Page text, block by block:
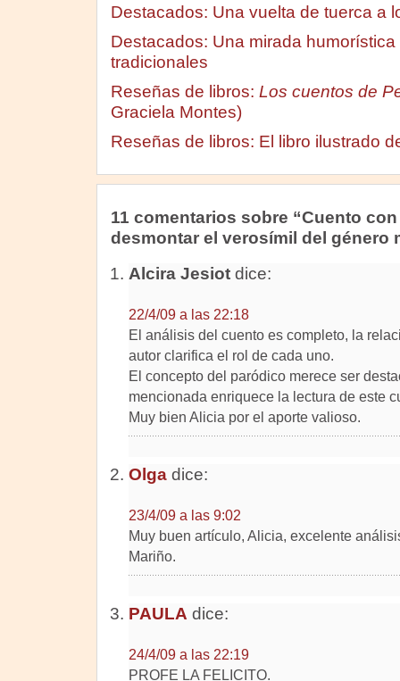
Destacados: Una vuelta de tuerca a
Destacados: Una mirada
tradicionales
Reseñas de libros: Los cuentos de
Graciela Montes)
Reseñas de libros: El libro ilustrado
11 comentarios sobre “Cuento
desmontar el verosímil del género
Alcira Jesiotdice:
22/4/09 a las 22:18
El análisis del cuento es completo, la
autor clarifica el rol de cada uno.
El concepto del paródico merece ser
mencionada enriquece la lectura de este
Muy bien Alicia por el aporte valioso.
Olgadice:
23/4/09 a las 9:02
Muy buen artículo, Alicia, excelente
Mariño.
PAULA dice:
24/4/09 a las 22:19
PROFE LA FELICITO.